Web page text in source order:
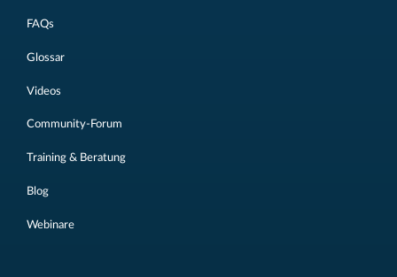
FAQs
Glossar
Videos
Community-Forum
Training & Beratung
Blog
Webinare